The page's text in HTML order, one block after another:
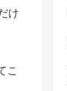
け
こ